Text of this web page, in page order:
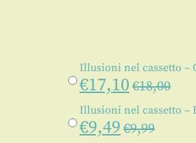
Illusioni nel cassetto –
€17,10 €18,00
Illusioni nel cassetto –
€9,49 €9,99